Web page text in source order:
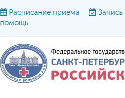
Расписание приема
помощь